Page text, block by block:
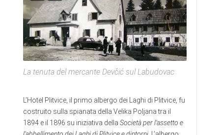
La tenuta del mercante Devčić sul Labudovac
L’Hotel Plitvice, il primo albergo dei Laghi di Plitvice, fu
costruito sulla spianata della Velika Poljana tra il
1894 e il 1896 su iniziativa della Società per l’assetto e